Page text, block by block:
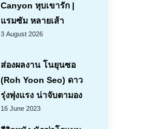
Canyon หุบเขารัก |
แรมซัม หลายเส้า
3 August 2026
ส่องผลงาน โนยุนซอ
(Roh Yoon Seo) ดาว
รุ่งพุ่งแรง น่าจับตามอง
16 June 2023